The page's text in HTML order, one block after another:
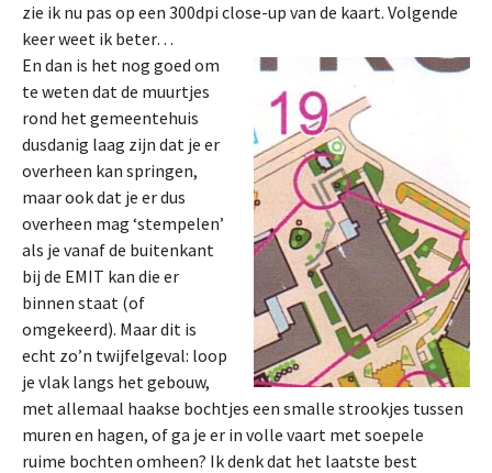
zie ik nu pas op een 300dpi close-up van de kaart. Volgende
keer weet ik beter…
En dan is het nog goed om
te weten dat de muurtjes
rond het gemeentehuis
dusdanig laag zijn dat je er
overheen kan springen,
maar ook dat je er dus
overheen mag ‘stempelen’
als je vanaf de buitenkant
bij de EMIT kan die er
binnen staat (of
omgekeerd). Maar dit is
echt zo’n twijfelgeval: loop
je vlak langs het gebouw,
met allemaal haakse bochtjes een smalle strookjes tussen
muren en hagen, of ga je er in volle vaart met soepele
ruime bochten omheen? Ik denk dat het laatste best